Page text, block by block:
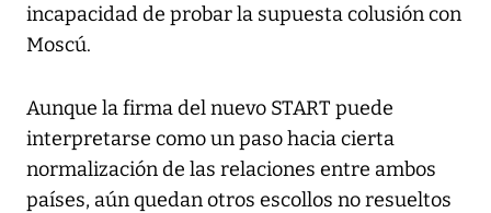
incapacidad de probar la supuesta colusión con
Moscú.
Aunque la firma del nuevo START puede
interpretarse como un paso hacia cierta
normalización de las relaciones entre ambos
países, aún quedan otros escollos no resueltos